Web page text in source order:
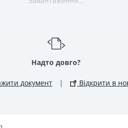
Надто довго?
документ | Відкрити в